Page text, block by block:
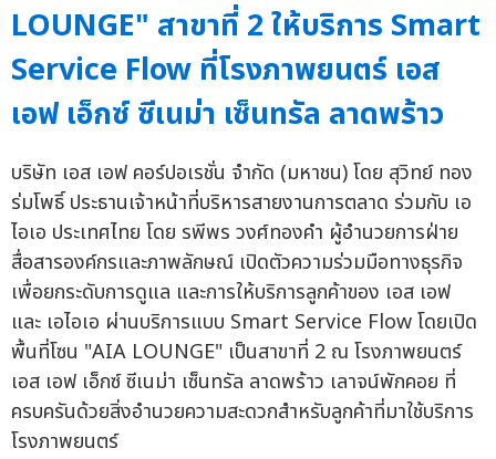
LOUNGE" สาขาที่ 2 ให้บริการ Smart
Service Flow ที่โรงภาพยนตร์ เอส
เอฟ เอ็กซ์ ซีเนม่า เซ็นทรัล ลาดพร้าว
บริษัท เอส เอฟ คอร์ปอเรชั่น จำกัด (มหาชน) โดย สุวิทย์ ทอง
ร่มโพธิ์ ประธานเจ้าหน้าที่บริหารสายงานการตลาด ร่วมกับ เอ
ไอเอ ประเทศไทย โดย รพีพร วงศ์ทองคำ ผู้อำนวยการฝ่าย
สื่อสารองค์กรและภาพลักษณ์ เปิดตัวความร่วมมือทางธุรกิจ
เพื่อยกระดับการดูแล และการให้บริการลูกค้าของ เอส เอฟ
และ เอไอเอ ผ่านบริการแบบ Smart Service Flow โดยเปิด
พื้นที่โซน "AIA LOUNGE" เป็นสาขาที่ 2 ณ โรงภาพยนตร์
เอส เอฟ เอ็กซ์ ซีเนม่า เซ็นทรัล ลาดพร้าว เลาจน์พักคอย ที่
ครบครันด้วยสิ่งอำนวยความสะดวกสำหรับลูกค้าที่มาใช้บริการ
โรงภาพยนตร์